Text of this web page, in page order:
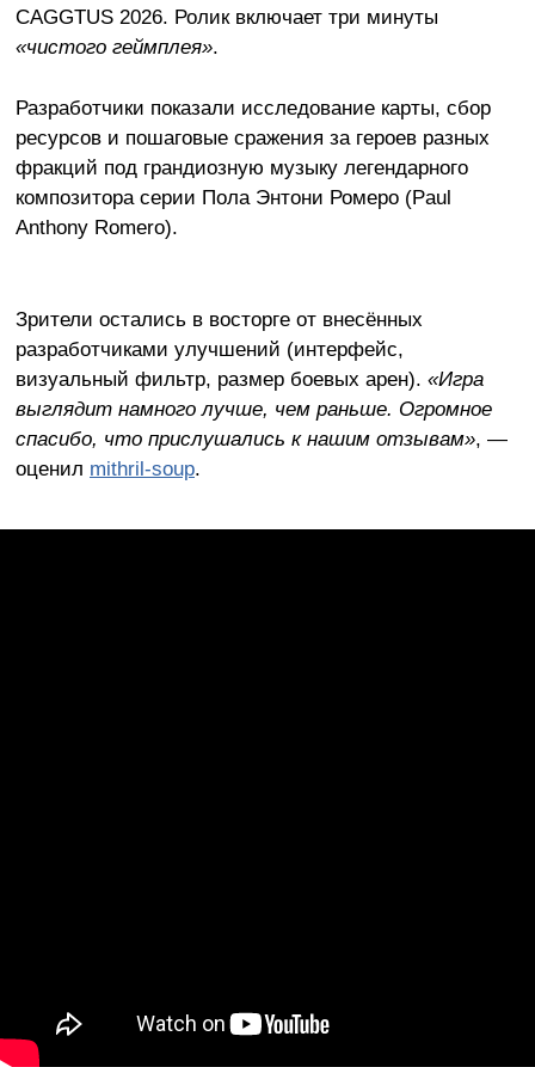
CAGGTUS 2026. Ролик включает три минуты
«чистого геймплея».
Разработчики показали исследование карты, сбор
ресурсов и пошаговые сражения за героев разных
фракций под грандиозную музыку легендарного
композитора серии Пола Энтони Ромеро (Paul
Anthony Romero).
Зрители остались в восторге от внесённых
разработчиками улучшений (интерфейс,
визуальный фильтр, размер боевых арен). «Игра
выглядит намного лучше, чем раньше. Огромное
спасибо, что прислушались к нашим отзывам», —
оценил mithril-soup.